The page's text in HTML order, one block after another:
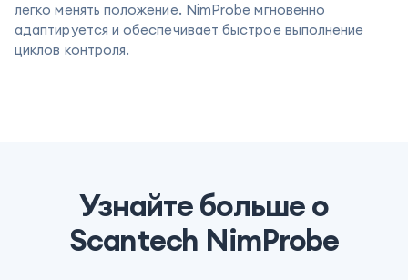
легко менять положение. NimProbe мгновенно
адаптируется и обеспечивает быстрое выполнение
циклов контроля.
Узнайте больше о
Scantech NimProbe